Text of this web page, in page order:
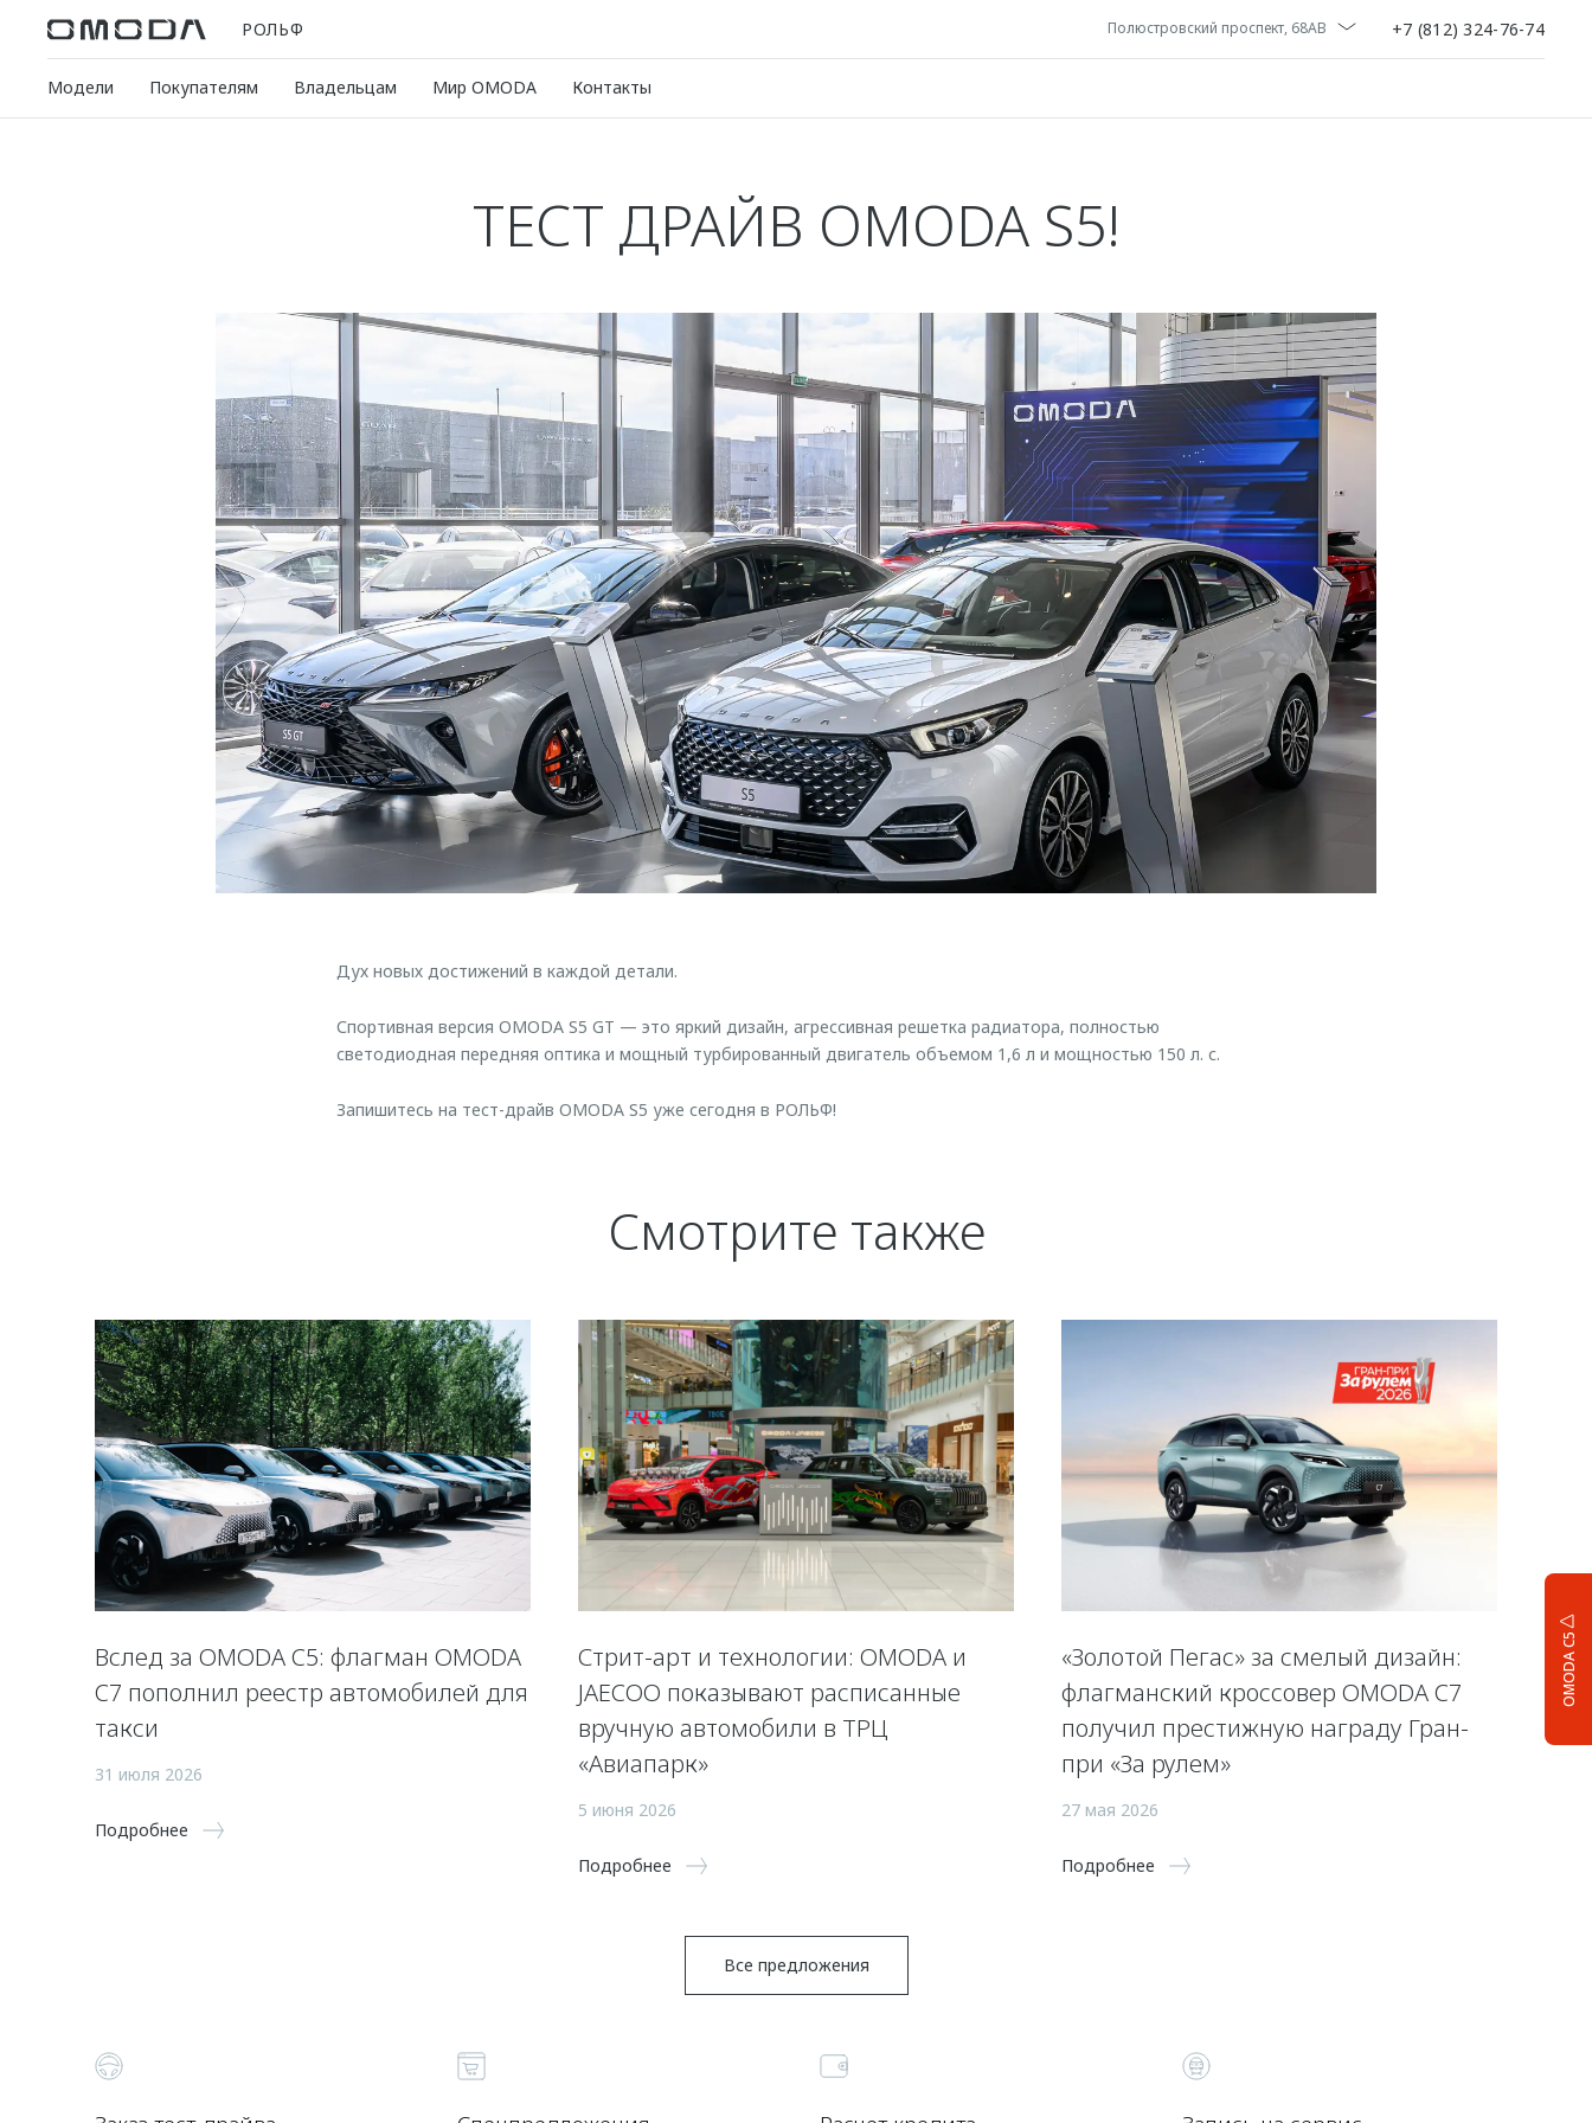
РОЛЬФ Полюстровский проспект, 68АВ +7 (812) 324-76-74
Модели Покупателям Владельцам Мир OMODA Контакты
OMODA C5
ТЕСТ ДРАЙВ OMODA S5!
Дух новых достижений в каждой детали.
Спортивная версия OMODA S5 GT — это яркий дизайн, агрессивная решетка радиатора, полностью
светодиодная передняя оптика и мощный турбированный двигатель объемом 1,6 л и мощностью 150 л. с.
Запишитесь на тест-драйв OMODA S5 уже сегодня в РОЛЬФ!
Смотрите также
Вслед за OMODA C5: флагман OMODA
C7 пополнил реестр автомобилей для
такси
31 июля 2026
Подробнее
Стрит-арт и технологии: OMODA и
JAECOO показывают расписанные
вручную автомобили в ТРЦ
«Авиапарк»
5 июня 2026
Подробнее
«Золотой Пегас» за смелый дизайн:
флагманский кроссовер OMODA C7
получил престижную награду Гран-
при «За рулем»
27 мая 2026
Подробнее
Все предложения